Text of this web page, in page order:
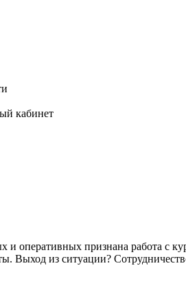
кабинет
признана работа с
Выход из ситуации?